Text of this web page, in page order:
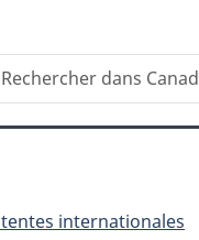
Recherche
internationales